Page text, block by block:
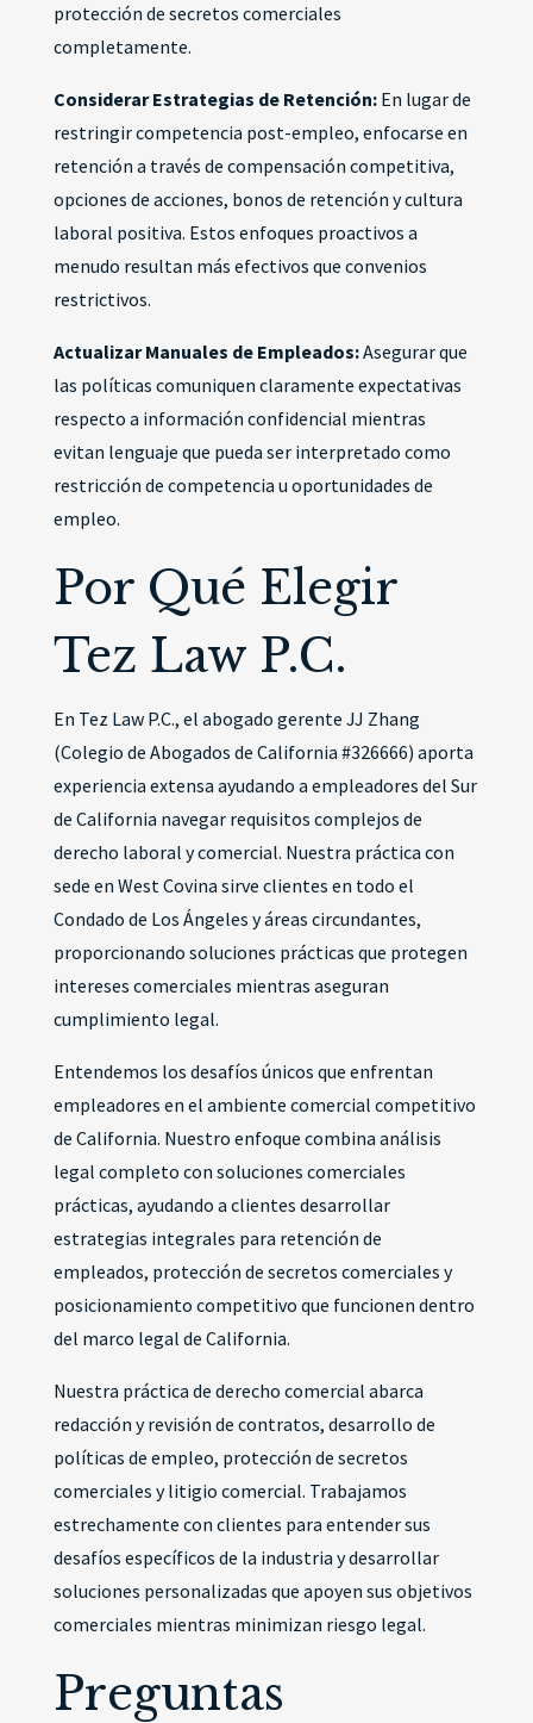
protección de secretos comerciales
completamente.
Considerar Estrategias de Retención:En lugar de
restringir competencia post-empleo, enfocarse en
retención a través de compensación competitiva,
opciones de acciones, bonos de retención y cultura
laboral positiva. Estos enfoques proactivos a
menudo resultan más efectivos que convenios
restrictivos.
Actualizar Manuales de Empleados:Asegurar que
las políticas comuniquen claramente expectativas
respecto a información confidencial mientras
evitan lenguaje que pueda ser interpretado como
restricción de competencia u oportunidades de
empleo.
Por Qué Elegir
Tez Law P.C.
En Tez Law P.C., el abogado gerente JJ Zhang
(Colegio de Abogados de California #326666) aporta
experiencia extensa ayudando a empleadores del Sur
de California navegar requisitos complejos de
derecho laboral y comercial. Nuestra práctica con
sede en West Covina sirve clientes en todo el
Condado de Los Ángeles y áreas circundantes,
proporcionando soluciones prácticas que protegen
intereses comerciales mientras aseguran
cumplimiento legal.
Entendemos los desafíos únicos que enfrentan
empleadores en el ambiente comercial competitivo
de California. Nuestro enfoque combina análisis
legal completo con soluciones comerciales
prácticas, ayudando a clientes desarrollar
estrategias integrales para retención de
empleados, protección de secretos comerciales y
posicionamiento competitivo que funcionen dentro
del marco legal de California.
Nuestra práctica de derecho comercial abarca
redacción y revisión de contratos, desarrollo de
políticas de empleo, protección de secretos
comerciales y litigio comercial. Trabajamos
estrechamente con clientes para entender sus
desafíos específicos de la industria y desarrollar
soluciones personalizadas que apoyen sus objetivos
comerciales mientras minimizan riesgo legal.
Preguntas